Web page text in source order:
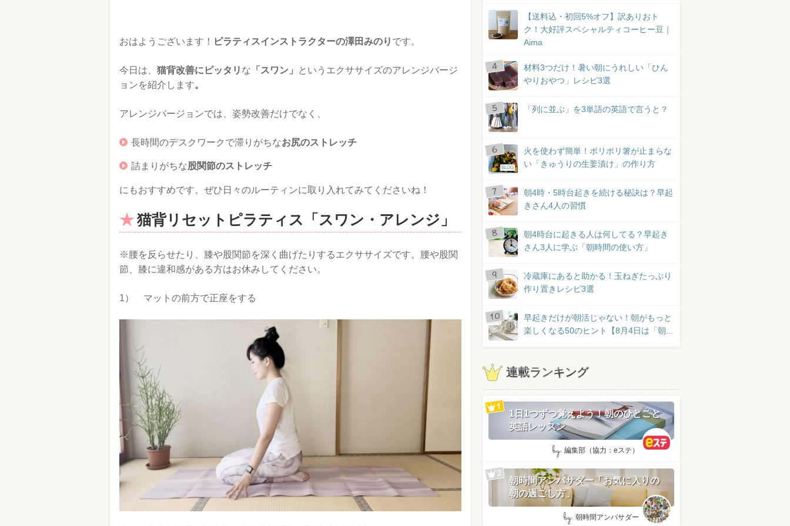
おはようございます！ ピラティスインストラクターの澤田みのり です。
今日は、 猫背改善にピッタリ な 「スワン」
というエクササイズのアレンジバージ
ョンを紹介します。
アレンジバージョンでは、姿勢改善だけでなく、
長時間のデスクワークで滞りがちなお尻のストレッチ
詰まりがちな 股関節のストレッチ
にもおすすめです。ぜひ日々のルーティンに取り入れてみてくださいね！
猫背リセットピラティス「スワン・アレンジ」
※腰を反らせたり、膝や股関節を深く曲げたりするエクササイズです。腰や股関
節、膝に違和感がある方はお休みしてください。
1） マットの前方で正座をする
【送料込・初回5%オフ】訳ありおト
ク！大好評スペシャルティコーヒー豆｜
Aima
材料3つだけ！暑い朝にうれしい「ひん
やりおやつ」レシピ3選
「列に並ぶ」を3単語の英語で言うと？
BLOG
火を使わず簡単！ポリポリ箸が止まらな
い「きゅうりの生姜漬け」の作り方
朝4時・5時台起きを続ける秘訣は？早起
きさん4人の習慣
朝4時台に起きる人は何してる？早起き
さん3人に学ぶ「朝時間の使い方」
冷蔵庫にあると助かる！玉ねぎたっぷり
作り置きレシピ3選
早起きだけが朝活じゃない！朝がもっと
楽しくなる50のヒント【8月4日は「朝...
連載ランキング
1日1つずつ覚えよう！朝のひとこと
英語レッスン
by: 編集部（協力：eステ）
朝時間アンバサダー「お気に入りの
朝の過ごし方」
by: 朝時間アンバサダー